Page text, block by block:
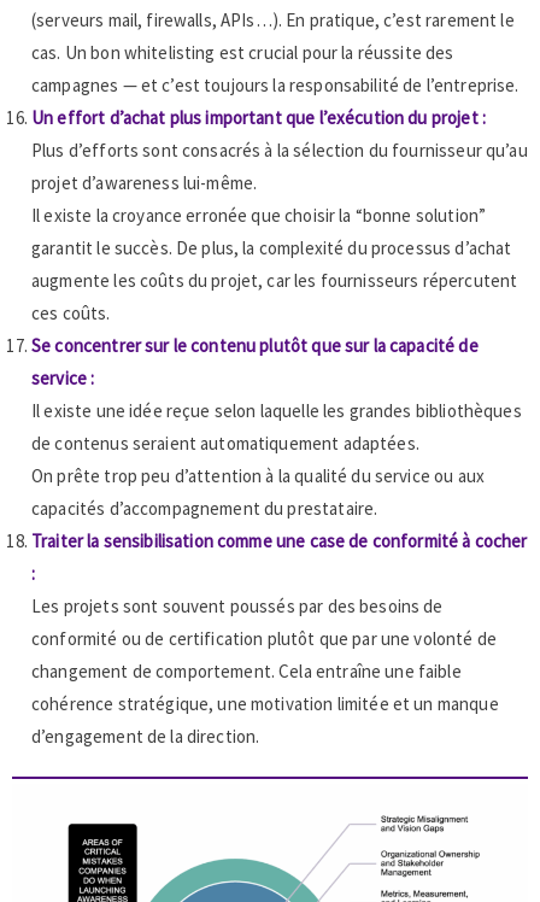
(serveurs mail, firewalls, APIs…). En pratique, c’est rarement le
cas. Un bon whitelisting est crucial pour la réussite des
campagnes — et c’est toujours la responsabilité de l’entreprise.
Un effort d’achat plus important que l’exécution du projet :
Plus d’efforts sont consacrés à la sélection du fournisseur qu’au
projet d’awareness lui-même.
Il existe la croyance erronée que choisir la “bonne solution”
garantit le succès. De plus, la complexité du processus d’achat
augmente les coûts du projet, car les fournisseurs répercutent
ces coûts.
Se concentrer sur le contenu plutôt que sur la capacité de
service :
Il existe une idée reçue selon laquelle les grandes bibliothèques
de contenus seraient automatiquement adaptées.
On prête trop peu d’attention à la qualité du service ou aux
capacités d’accompagnement du prestataire.
Traiter la sensibilisation comme une case de conformité à cocher
:
Les projets sont souvent poussés par des besoins de
conformité ou de certification plutôt que par une volonté de
changement de comportement. Cela entraîne une faible
cohérence stratégique, une motivation limitée et un manque
d’engagement de la direction.